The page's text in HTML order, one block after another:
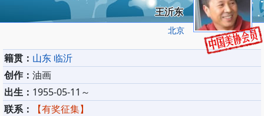
王沂东
北京
籍贯： 山东 临沂
创作： 油画
出生： 1955-05-11～
联系：
【有奖征集】